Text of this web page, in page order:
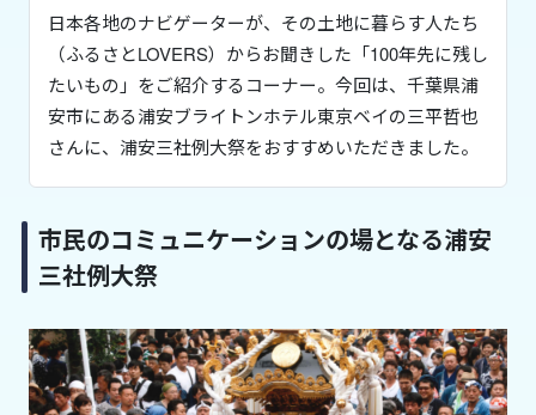
日本各地のナビゲーターが、その土地に暮らす人たち
（ふるさとLOVERS）からお聞きした「100年先に残し
たいもの」をご紹介するコーナー。今回は、千葉県浦
安市にある浦安ブライトンホテル東京ベイの三平哲也
さんに、浦安三社例大祭をおすすめいただきました。
市民のコミュニケーションの場となる浦安
三社例大祭